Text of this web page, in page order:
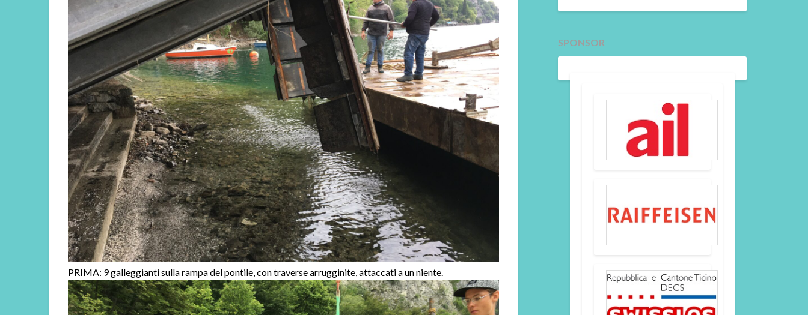
PRIMA: 9 galleggianti sulla rampa del pontile, con traverse arrugginite, attaccati a un niente.
SPONSOR